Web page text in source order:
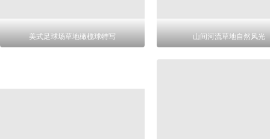
美式足球场草地橄榄球特写 山间河流草地自然风光